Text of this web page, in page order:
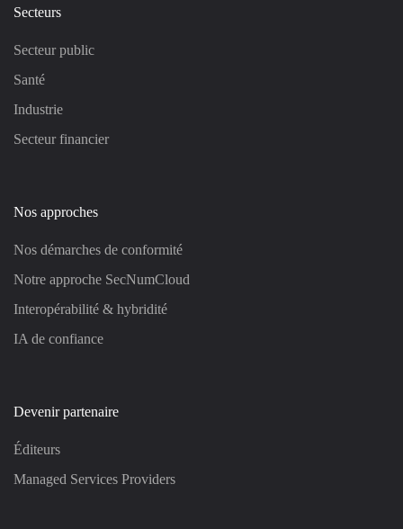
Secteurs
Secteur public
Santé
Industrie
Secteur financier
Nos approches
Nos démarches de conformité
Notre approche SecNumCloud
Interopérabilité & hybridité
IA de confiance
Devenir partenaire
Éditeurs
Managed Services Providers